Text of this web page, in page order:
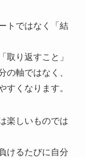
トではなく「結
取り返すこと」
の軸ではなく、
すくなります。
楽しいものでは
けるたびに自分